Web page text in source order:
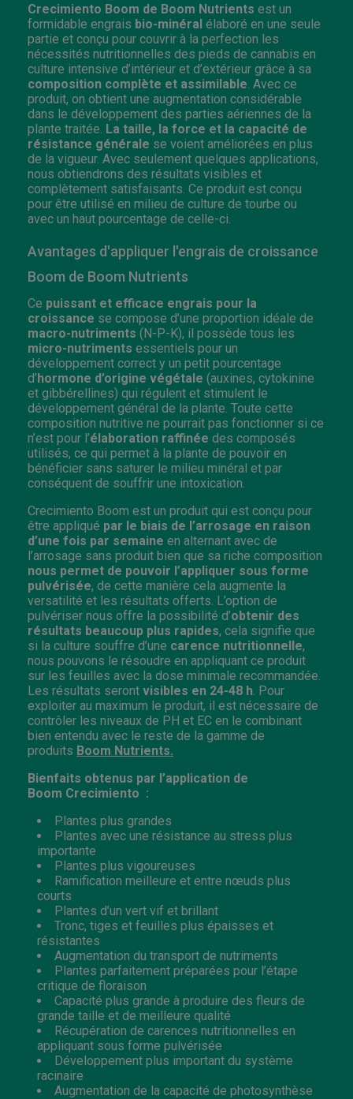
Crecimiento Boom de Boom Nutrients est un
formidable engrais bio-minéral élaboré en une seule
partie et conçu pour couvrir à la perfection les
nécessités nutritionnelles des pieds de cannabis en
culture intensive d’intérieur et d’extérieur grâce à sa
composition complète et assimilable . Avec ce
produit, on obtient une augmentation considérable
dans le développement des parties aériennes de la
plante traitée. La taille, la force et la capacité de
résistance générale se voient améliorées en plus
de la vigueur. Avec seulement quelques applications,
nous obtiendrons des résultats visibles et
complètement satisfaisants. Ce produit est conçu
pour être utilisé en milieu de culture de tourbe ou
avec un haut pourcentage de celle-ci.
Avantages d'appliquer l'engrais de croissance
Boom de Boom Nutrients
Ce puissant et efficace engrais pour la
croissance se compose d’une proportion idéale de
macro-nutriments (N-P-K), il possède tous les
micro-nutriments essentiels pour un
développement correct y un petit pourcentage
d’hormone d’origine végétale (auxines, cytokinine
et gibbérellines) qui régulent et stimulent le
développement général de la plante. Toute cette
composition nutritive ne pourrait pas fonctionner si ce
n’est pour l’élaboration raffinée des composés
utilisés, ce qui permet à la plante de pouvoir en
bénéficier sans saturer le milieu minéral et par
conséquent de souffrir une intoxication.
Crecimiento Boom est un produit qui est conçu pour
être appliqué par le biais de l’arrosage en raison
d’une fois par semaine en alternant avec de
l’arrosage sans produit bien que sa riche composition
nous permet de pouvoir l’appliquer sous forme
pulvérisée, de cette manière cela augmente la
versatilité et les résultats offerts. L’option de
pulvériser nous offre la possibilité d’obtenir des
résultats beaucoup plus rapides, cela signifie que
si la culture souffre d’une carence nutritionnelle,
nous pouvons le résoudre en appliquant ce produit
sur les feuilles avec la dose minimale recommandée.
Les résultats seront visibles en 24-48 h . Pour
exploiter au maximum le produit, il est nécessaire de
contrôler les niveaux de PH et EC en le combinant
bien entendu avec le reste de la gamme de
produits Boom Nutrients.
Bienfaits obtenus par l’application de
Boom Crecimiento :
Plantes plus grandes
Plantes avec une résistance au stress plus
importante
Plantes plus vigoureuses
Ramification meilleure et entre nœuds plus
courts
Plantes d’un vert vif et brillant
Tronc, tiges et feuilles plus épaisses et
résistantes
Augmentation du transport de nutriments
Plantes parfaitement préparées pour l’étape
critique de floraison
Capacité plus grande à produire des fleurs de
grande taille et de meilleure qualité
Récupération de carences nutritionnelles en
appliquant sous forme pulvérisée
Développement plus important du système
racinaire
Augmentation de la capacité de photosynthèse